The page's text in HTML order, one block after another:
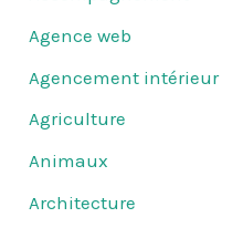
Agence web
Agencement intérieur
Agriculture
Animaux
Architecture